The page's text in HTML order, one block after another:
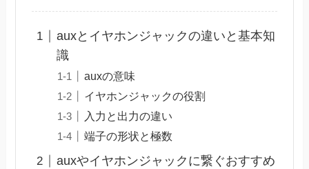
auxとイヤホンジャックの違いと基本知
識
auxの意味
イヤホンジャックの役割
入力と出力の違い
端子の形状と極数
auxやイヤホンジャックに繋ぐおすすめ